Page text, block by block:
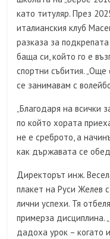
като титуляр. През
италианския клуб
разказа за
баща си, който го е
спортни събития.
се занимавам с
„Благодаря на всички
по който хората
не е среброто, а
как държавата се
Директорът инж.
плакет на Руси Желев
лични успехи. Тя
примерза дисциплина.
дадоха урок – когато